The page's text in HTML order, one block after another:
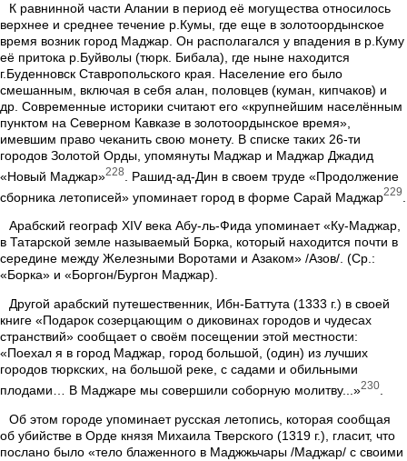
К равнинной части Алании в период её могущества относилось
верхнее и среднее течение р.Кумы, где еще в золотоордынское
время возник город Маджар. Он располагался у впадения в р.Куму
её притока р.Буйволы (тюрк. Бибала), где ныне находится
г.Буденновск Ставропольского края. Население его было
смешанным, включая в себя алан, половцев (куман, кипчаков) и
др. Современные историки считают его «крупнейшим населённым
пунктом на Северном Кавказе в золотоордынское время»,
имевшим право чеканить свою монету. В списке таких 26-ти
городов Золотой Орды, упомянуты Маджар и Маджар Джадид
«Новый Маджар»228
. Рашид-ад-Дин в своем труде «Продолжение
сборника летописей» упоминает город в форме Сарай Маджар229
Арабский географ XIV века Абу-ль-Фида упоминает «Ку-Маджар,
в Татарской земле называемый Борка, который находится почти в
середине между Железными Воротами и Азаком» /Азов/. (Ср.:
«Борка» и «Боргон/Бургон Маджар).
Другой арабский путешественник, Ибн-Баттута (1333 г.) в своей
книге «Подарок созерцающим о диковинах городов и чудесах
странствий» сообщает о своём посещении этой местности:
«Поехал я в город Маджар, город большой, (один) из лучших
городов тюркских, на большой реке, с садами и обильными
плодами… В Маджаре мы совершили соборную молитву...»230
Об этом городе упоминает русская летопись, которая сообщая
об убийстве в Орде князя Михаила Тверского (1319 г.), гласит, что
послано было «тело блаженного в Маджжьчары /Маджар/ с своими